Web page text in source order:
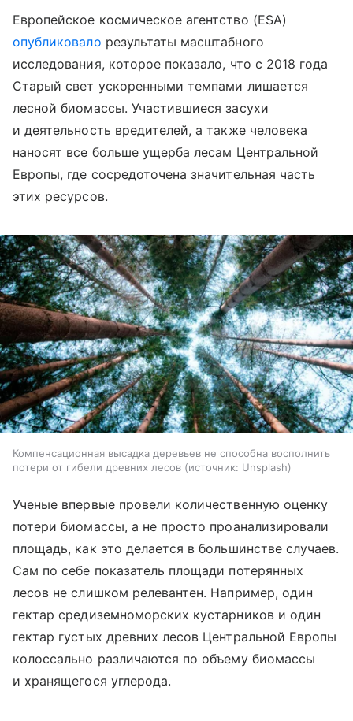
Европейское космическое агентство (ESA)
опубликовало результаты масштабного
исследования, которое показало, что с 2018 года
Старый свет ускоренными темпами лишается
лесной биомассы. Участившиеся засухи
и деятельность вредителей, а также человека
наносят все больше ущерба лесам Центральной
Европы, где сосредоточена значительная часть
этих ресурсов.
Компенсационная высадка деревьев не способна восполнить
потери от гибели древних лесов
источник: Unsplash
Ученые впервые провели количественную оценку
потери биомассы, а не просто проанализировали
площадь, как это делается в большинстве случаев.
Сам по себе показатель площади потерянных
лесов не слишком релевантен. Например, один
гектар средиземноморских кустарников и один
гектар густых древних лесов Центральной Европы
колоссально различаются по объему биомассы
и хранящегося углерода.